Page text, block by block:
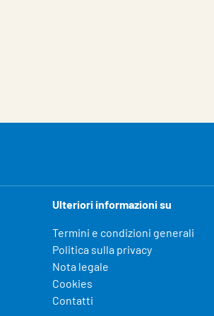
Ulteriori informazioni su
Termini e condizioni generali
Politica sulla privacy
Nota legale
Cookies
Contatti